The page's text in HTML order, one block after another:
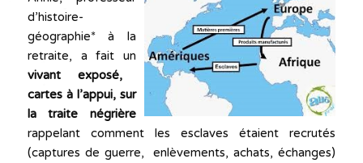
d’histoire-
géographie* à la
retraite, a fait un
vivant
exposé,
cartes à l’appui, sur
la traite négrière
rappelant comment les esclaves étaient recrutés
(captures de guerre, enlèvements, achats, échanges)